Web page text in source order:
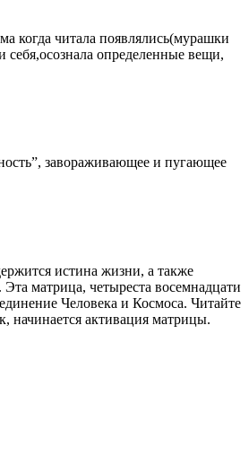
когда читала появлялись(мурашки
себя,осознала определенные вещи,
завораживающее и пугающее
истина жизни, а также
матрица, четыреста восемнадцати
Человека и Космоса. Читайте
начинается активация матрицы.